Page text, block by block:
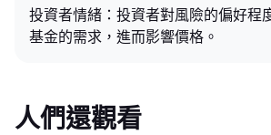
投資者情緒：投資者對風險的偏好程
基金的需求，進而影響價格。
人們還觀看